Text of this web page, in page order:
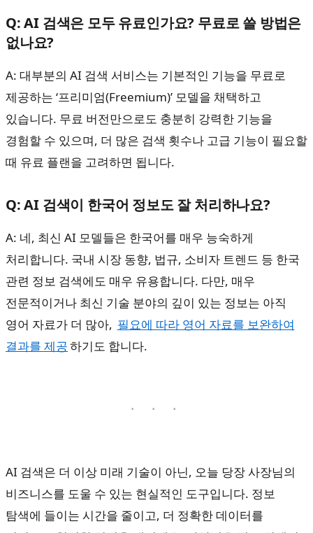
Q: AI 검색은 모두 유료인가요? 무료로 쓸 방법은
없나요?
A: 대부분의 AI 검색 서비스는 기본적인 기능을 무료로
제공하는 ‘프리미엄(Freemium)’ 모델을 채택하고
있습니다. 무료 버전만으로도 충분히 강력한 기능을
경험할 수 있으며, 더 많은 검색 횟수나 고급 기능이 필요할
때 유료 플랜을 고려하면 됩니다.
Q: AI 검색이 한국어 정보도 잘 처리하나요?
A: 네, 최신 AI 모델들은 한국어를 매우 능숙하게
처리합니다. 국내 시장 동향, 법규, 소비자 트렌드 등 한국
관련 정보 검색에도 매우 유용합니다. 다만, 매우
전문적이거나 최신 기술 분야의 깊이 있는 정보는 아직
영어 자료가 더 많아, 필요에 따라 영어 자료를 보완하여
결과를 제공하기도 합니다.
AI 검색은 더 이상 미래 기술이 아닌, 오늘 당장 사장님의
비즈니스를 도울 수 있는 현실적인 도구입니다. 정보
탐색에 들이는 시간을 줄이고, 더 정확한 데이터를